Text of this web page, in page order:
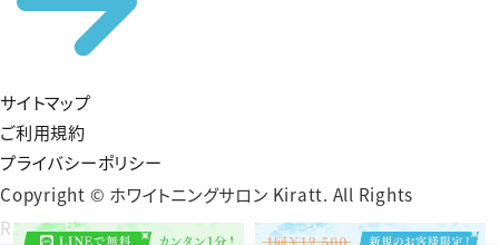
サイトマップ
ご利用規約
プライバシーポリシー
Copyright © ホワイトニングサロン Kiratt. All Rights
Reserved.